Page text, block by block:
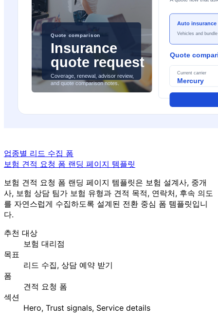
업종별 리드 수집 폼
보험 견적 요청 폼 랜딩 페이지 템플릿
보험 견적 요청 폼 랜딩 페이지 템플릿은 보험 설계사, 중개
사, 보험 상담 팀가 보험 유형과 견적 목적, 연락처, 후속 의도
를 자연스럽게 수집하도록 설계된 전환 중심 폼 템플릿입니
다.
추천 대상
보험 대리점
목표
리드 수집, 상담 예약 받기
폼
견적 요청 폼
섹션
Hero, Trust signals, Service details